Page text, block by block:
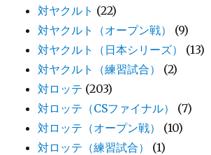
対ヤクルト (22)
対ヤクルト（オープン戦）
(9)
対ヤクルト（日本シリーズ）
(13)
対ヤクルト（練習試合）
(2)
対ロッテ (203)
対ロッテ（CSファイナル）
(7)
対ロッテ（オープン戦）
(10)
対ロッテ（練習試合）
(1)